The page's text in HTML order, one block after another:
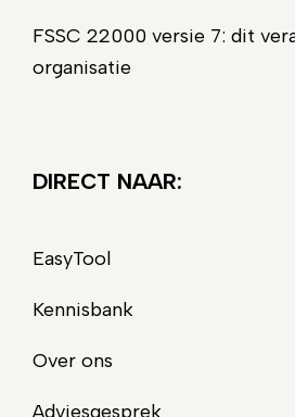
FSSC 22000 versie 7: dit
organisatie
DIRECT NAAR:
EasyTool
Kennisbank
Over ons
Adviesgesprek